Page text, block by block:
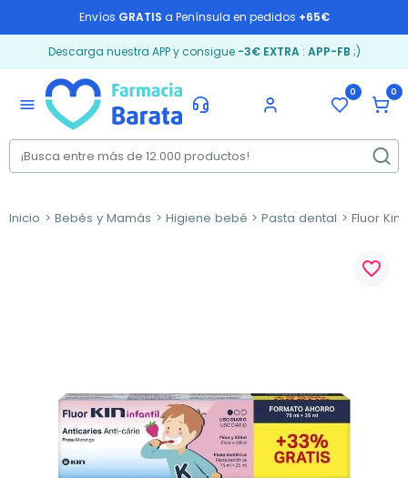
Envíos GRATIS a Península en pedidos +65€
Descarga nuestra APP y consigue -3€ EXTRA: APP-FB ;)
menu
0 0
Inicio Bebés y Mamás Higiene bebé Pasta dental Fluor
favorite_border